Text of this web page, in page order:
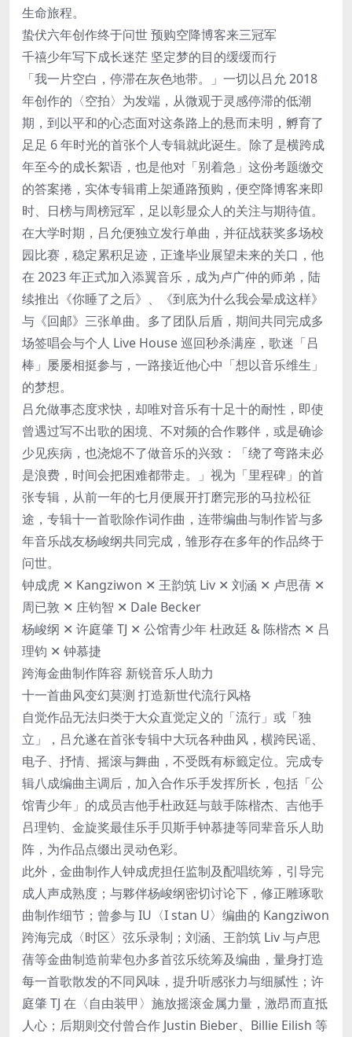
生命旅程。
蛰伏六年创作终于问世 预购空降博客来三冠军
千禧少年写下成长迷茫 坚定梦的目的缓缓而行
「我一片空白，停滞在灰色地带。」一切以吕允 2018
年创作的〈空拍〉为发端，从微观于灵感停滞的低潮
期，到以平和的心态面对这条路上的悬而未明，孵育了
足足 6 年时光的首张个人专辑就此诞生。除了是横跨成
年至今的成长絮语，也是他对「别着急」这份考题缴交
的答案捲，实体专辑甫上架通路预购，便空降博客来即
时、日榜与周榜冠军，足以彰显众人的关注与期待值。
在大学时期，吕允便独立发行单曲，并征战获奖多场校
园比赛，稳定累积足迹，正逢毕业展望未来的关口，他
在 2023 年正式加入添翼音乐，成为卢广仲的师弟，陆
续推出《你睡了之后》、《到底为什么我会晕成这样》
与《回邮》三张单曲。多了团队后盾，期间共同完成多
场签唱会与个人 Live House 巡回秒杀满座，歌迷「吕
棒」屡屡相挺参与，一路接近他心中「想以音乐维生」
的梦想。
吕允做事态度求快，却唯对音乐有十足十的耐性，即使
曾遇过写不出歌的困境、不对频的合作夥伴，或是确诊
少见疾病，也浇熄不了做音乐的兴致：「绕了弯路未必
是浪费，时间会把困难都带走。」视为「里程碑」的首
张专辑，从前一年的七月便展开打磨完形的马拉松征
途，专辑十一首歌除作词作曲，连带编曲与制作皆与多
年音乐战友杨峻纲共同完成，雏形存在多年的作品终于
问世。
钟成虎 ✕ Kangziwon ✕ 王韵筑 Liv ✕ 刘涵 ✕ 卢思蒨 ✕
周已敦 ✕ 庄钧智 ✕ Dale Becker
杨峻纲 ✕ 许庭肇 TJ ✕ 公馆青少年 杜政廷 & 陈楷杰 ✕ 吕
理钧 ✕ 钟慕捷
跨海金曲制作阵容 新锐音乐人助力
十一首曲风变幻莫测 打造新世代流行风格
自觉作品无法归类于大众直觉定义的「流行」或「独
立」，吕允遂在首张专辑中大玩各种曲风，横跨民谣、
电子、抒情、摇滚与舞曲，不受既有标籤定位。完成专
辑八成编曲主调后，加入合作乐手发挥所长，包括「公
馆青少年」的成员吉他手杜政廷与鼓手陈楷杰、吉他手
吕理钧、金旋奖最佳乐手贝斯手钟慕捷等同辈音乐人助
阵，为作品点缀出灵动色彩。
此外，金曲制作人钟成虎担任监制及配唱统筹，引导完
成人声成熟度；与夥伴杨峻纲密切讨论下，修正雕琢歌
曲制作细节；曾参与 IU〈I stan U〉编曲的 Kangziwon
跨海完成〈时区〉弦乐录制；刘涵、王韵筑 Liv 与卢思
蒨等金曲制造前辈包办多首弦乐统筹及编曲，量身打造
每一首歌散发的不同风味，提升听感张力与细腻性；许
庭肇 TJ 在〈自由装甲〉施放摇滚金属力量，激昂而直抵
人心；后期则交付曾合作 Justin Bieber、Billie Eilish 等